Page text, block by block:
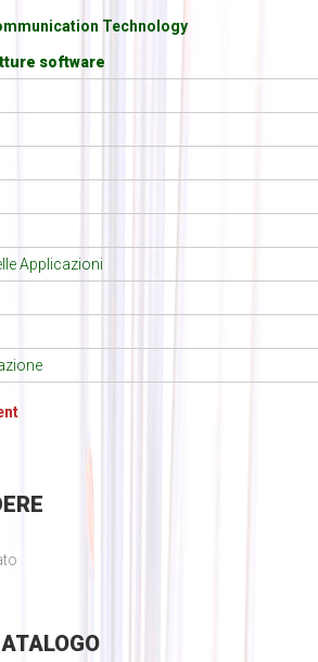
Technology
software
Applicazioni